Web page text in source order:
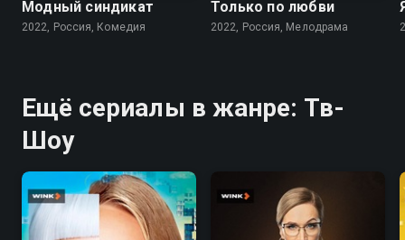
Модный синдикат
2022, Россия, Комедия
Только по любви
2022, Россия, Мелодрама
Ещё сериалы в жанре: Тв-
Шоу